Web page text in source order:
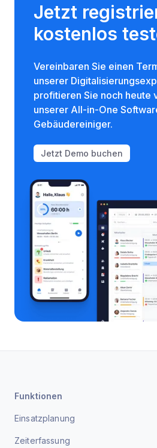
Jetzt
kostenlos
Vereinbaren Sie einen
unserer
profitieren Sie noch heute
unserer All-in-One
Gebäudereiniger.
Jetzt Demo buchen
Funktionen
Einsatzplanung
Zeiterfassung